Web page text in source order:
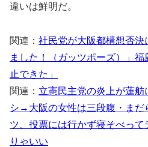
違いは鮮明だ。
関連： 社民党が大阪都構想否決
ました！（ガッツポーズ）」
止できた」
関連： 立憲民主党の炎上が蓮
シ→大阪の女性は三段腹・まだ
ツ、投票には行かず寝そべっ
りゃいい